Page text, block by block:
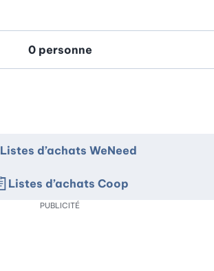
Listes d’achats WeNeed
Listes d’achats Coop
PUBLICITÉ